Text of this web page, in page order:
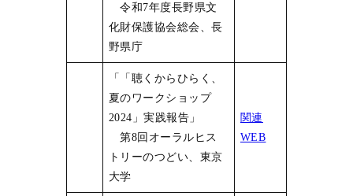
令和7年度長野県文
化財保護協会総会、長
野県庁
「「聴くからひらく、
夏のワークショップ
2024」実践報告」
第8回オーラルヒス
トリーのつどい、東京
大学
関連
WEB